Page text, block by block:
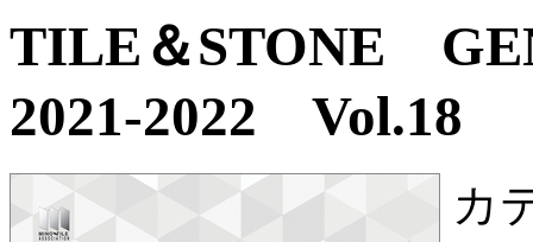
TILE＆STONE
2021-2022 Vol.18
カ